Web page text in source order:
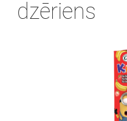
dzēriens